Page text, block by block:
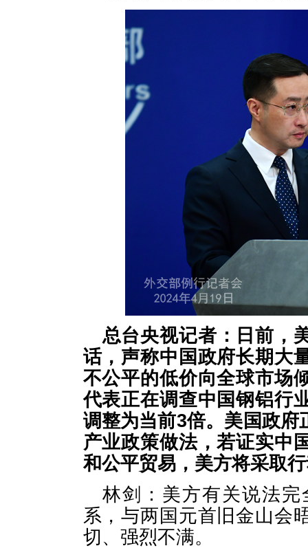
总台央视记者：日前，
话，声称中国政府长期大
不公平的低价向全球市场
代表正在调查中国钢铝行
调整为当前3倍。美国政
产业政策做法，若证实中
和公平贸易，美方将采取
林剑：美方有关说法
系，与两国元首旧金山会
切、强烈不满。